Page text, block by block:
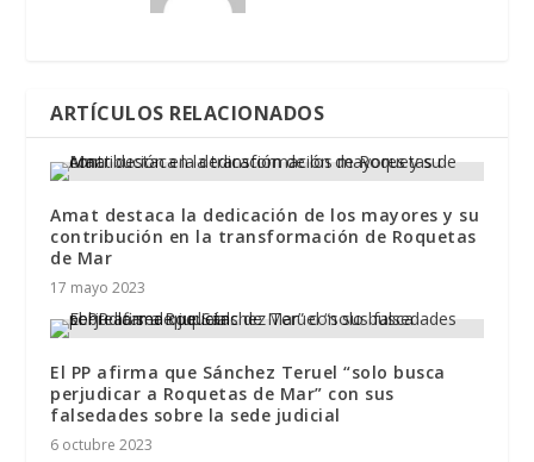
ARTÍCULOS RELACIONADOS
Amat destaca la dedicación de los mayores y su
contribución en la transformación de Roquetas
de Mar
17 mayo 2023
El PP afirma que Sánchez Teruel “solo busca
perjudicar a Roquetas de Mar” con sus
falsedades sobre la sede judicial
6 octubre 2023